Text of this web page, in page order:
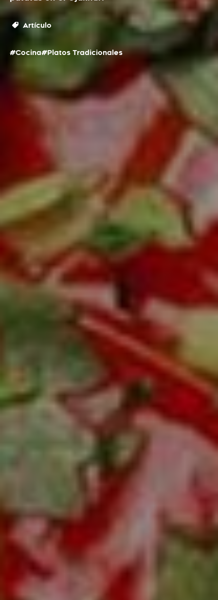
Artículo
#Cocina#Platos Tradicionales